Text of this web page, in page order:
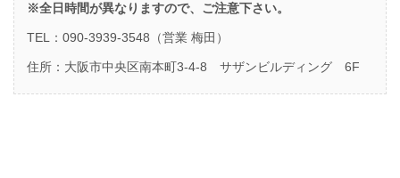
※全日時間が異なりますので、ご注意下さい。
TEL：090-3939-3548（営業 梅田）
住所：大阪市中央区南本町3-4-8 サザンビルディング 6F